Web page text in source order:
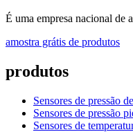
É uma empresa nacional de
amostra grátis de produtos
produtos
Sensores de pressão
Sensores de pressão
Sensores de